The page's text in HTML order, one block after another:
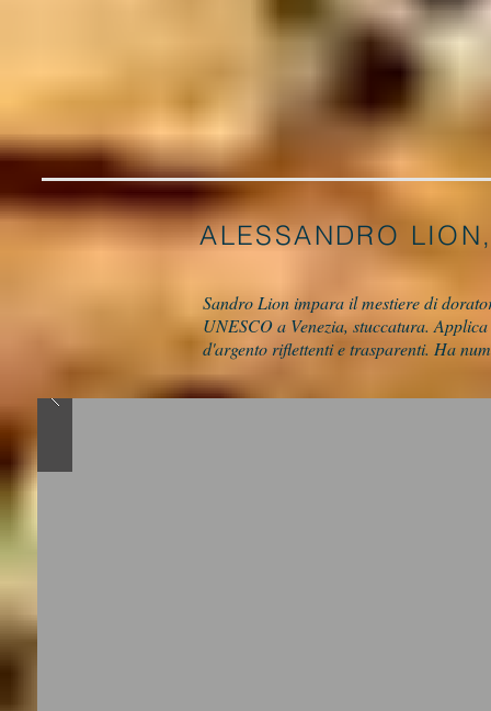
ALESSANDRO
Sandro Lion impara il mestiere di
UNESCO a Venezia, stuccatura.
d'argento riflettenti e trasparenti. Ha